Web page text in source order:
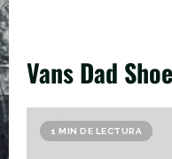
Vans Dad Shoe
1 MIN DE LECTURA